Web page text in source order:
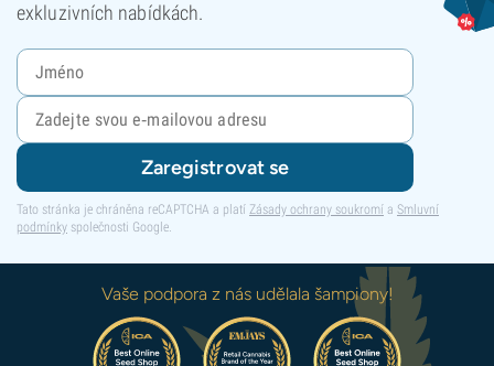
exkluzivních nabídkách.
Zaregistrovat se
Tato stránka je chráněna reCAPTCHA a platí Zásady ochrany soukromí a Smluvní
podmínky společnosti Google.
Vaše podpora z nás udělala šampiony!